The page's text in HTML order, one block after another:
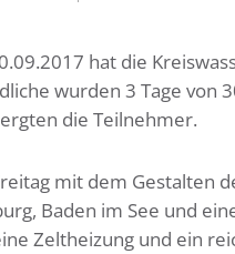
hat die
wurden 3 Tage
die Teilnehmer.
mit dem Gestalten
Baden im See und
Zeltheizung und ein